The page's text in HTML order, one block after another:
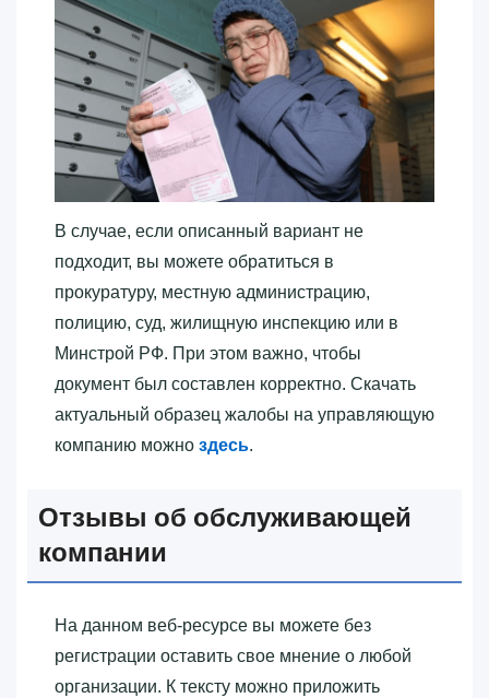
В случае, если описанный вариант не
подходит, вы можете обратиться в
прокуратуру, местную администрацию,
полицию, суд, жилищную инспекцию или в
Минстрой РФ. При этом важно, чтобы
документ был составлен корректно. Скачать
актуальный образец жалобы на управляющую
компанию можно здесь.
Отзывы об обслуживающей
компании
На данном веб-ресурсе вы можете без
регистрации оставить свое мнение о любой
организации. К тексту можно приложить